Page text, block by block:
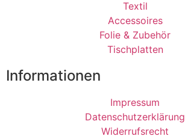
Textil
Accessoires
Folie & Zubehör
Tischplatten
Informationen
Impressum
Datenschutzerklärung
Widerrufsrecht